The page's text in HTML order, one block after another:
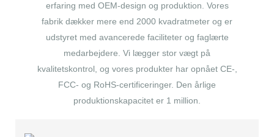
erfaring med OEM-design og produktion. Vores
fabrik dækker mere end 2000 kvadratmeter og er
udstyret med avancerede faciliteter og faglærte
medarbejdere. Vi lægger stor vægt på
kvalitetskontrol, og vores produkter har opnået CE-,
FCC- og RoHS-certificeringer. Den årlige
produktionskapacitet er 1 million.